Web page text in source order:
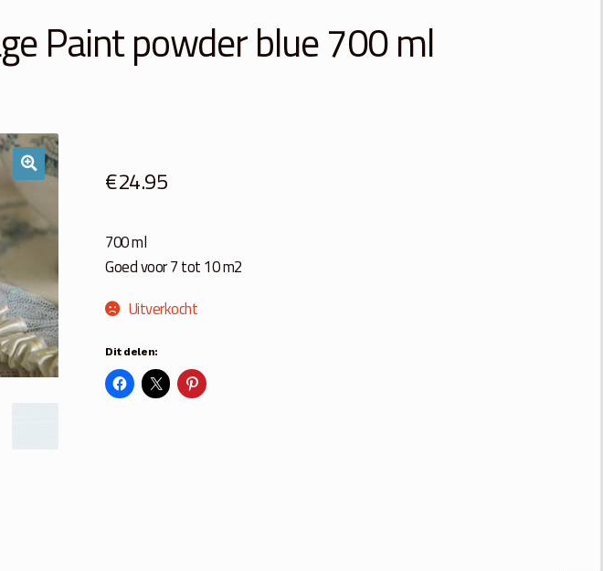
Paint powder blue 700 ml
€24.95
700 ml
Goed voor 7 tot 10 m2
Uitverkocht
Dit delen: